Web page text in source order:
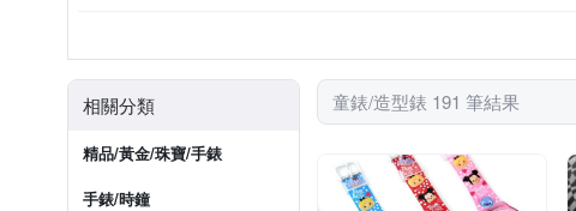
相關分類
精品/黃金/珠寶/手錶
手錶/時鐘
童錶/造型錶 191 筆結果